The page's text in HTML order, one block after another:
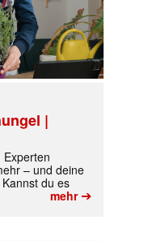
|
Experten
– und deine
du es
mehr➔